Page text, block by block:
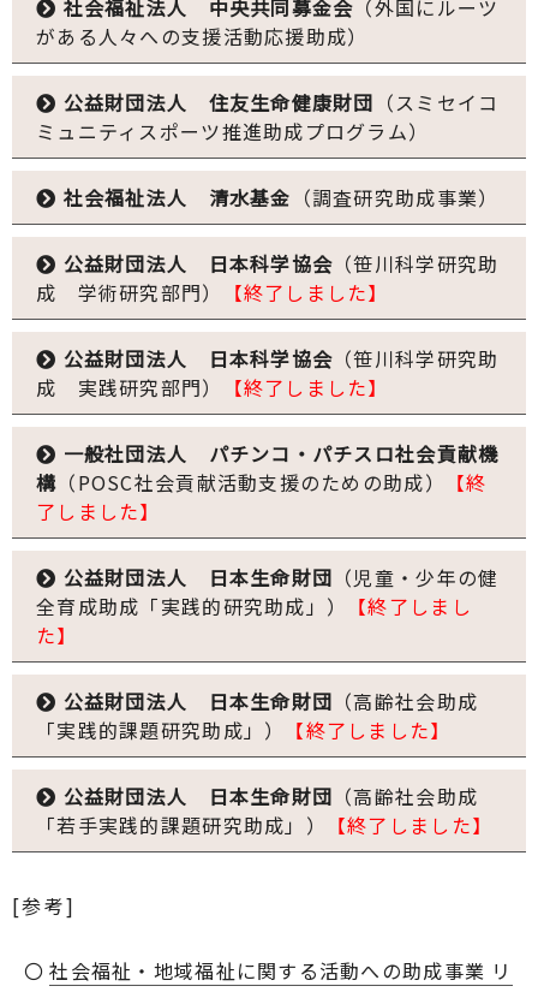
社会福祉法人 中央共同募金会 （外国にルーツ
がある人々への支援活動応援助成）
公益財団法人 住友生命健康財団 （スミセイコ
ミュニティスポーツ推進助成プログラム）
社会福祉法人 清水基金 （調査研究助成事業）
公益財団法人 日本科学協会 （笹川科学研究助
成 学術研究部門）
【終了しました】
公益財団法人 日本科学協会 （笹川科学研究助
成 実践研究部門）
【終了しました】
一般社団法人 パチンコ・パチスロ社会貢献機
構 （POSC社会貢献活動支援のための助成）
【終
了しました】
公益財団法人 日本生命財団 （児童・少年の健
全育成助成「実践的研究助成」）
【終了しまし
た】
公益財団法人 日本生命財団 （高齢社会助成
「実践的課題研究助成」）
【終了しました】
公益財団法人 日本生命財団 （高齢社会助成
「若手実践的課題研究助成」）
【終了しました】
[参考]
社会福祉・地域福祉に関する活動への助成事業 リ